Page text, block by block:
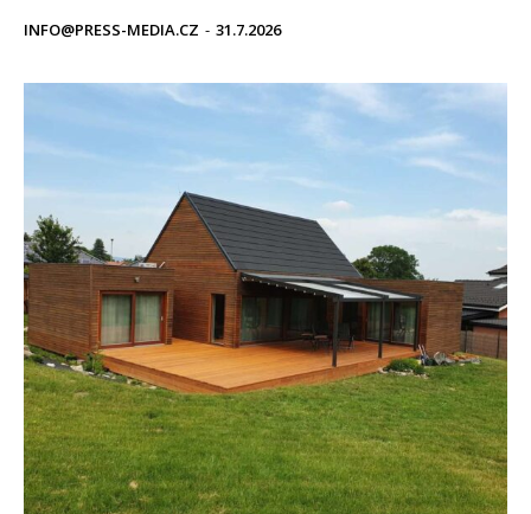
INFO@PRESS-MEDIA.CZ - 31.7.2026